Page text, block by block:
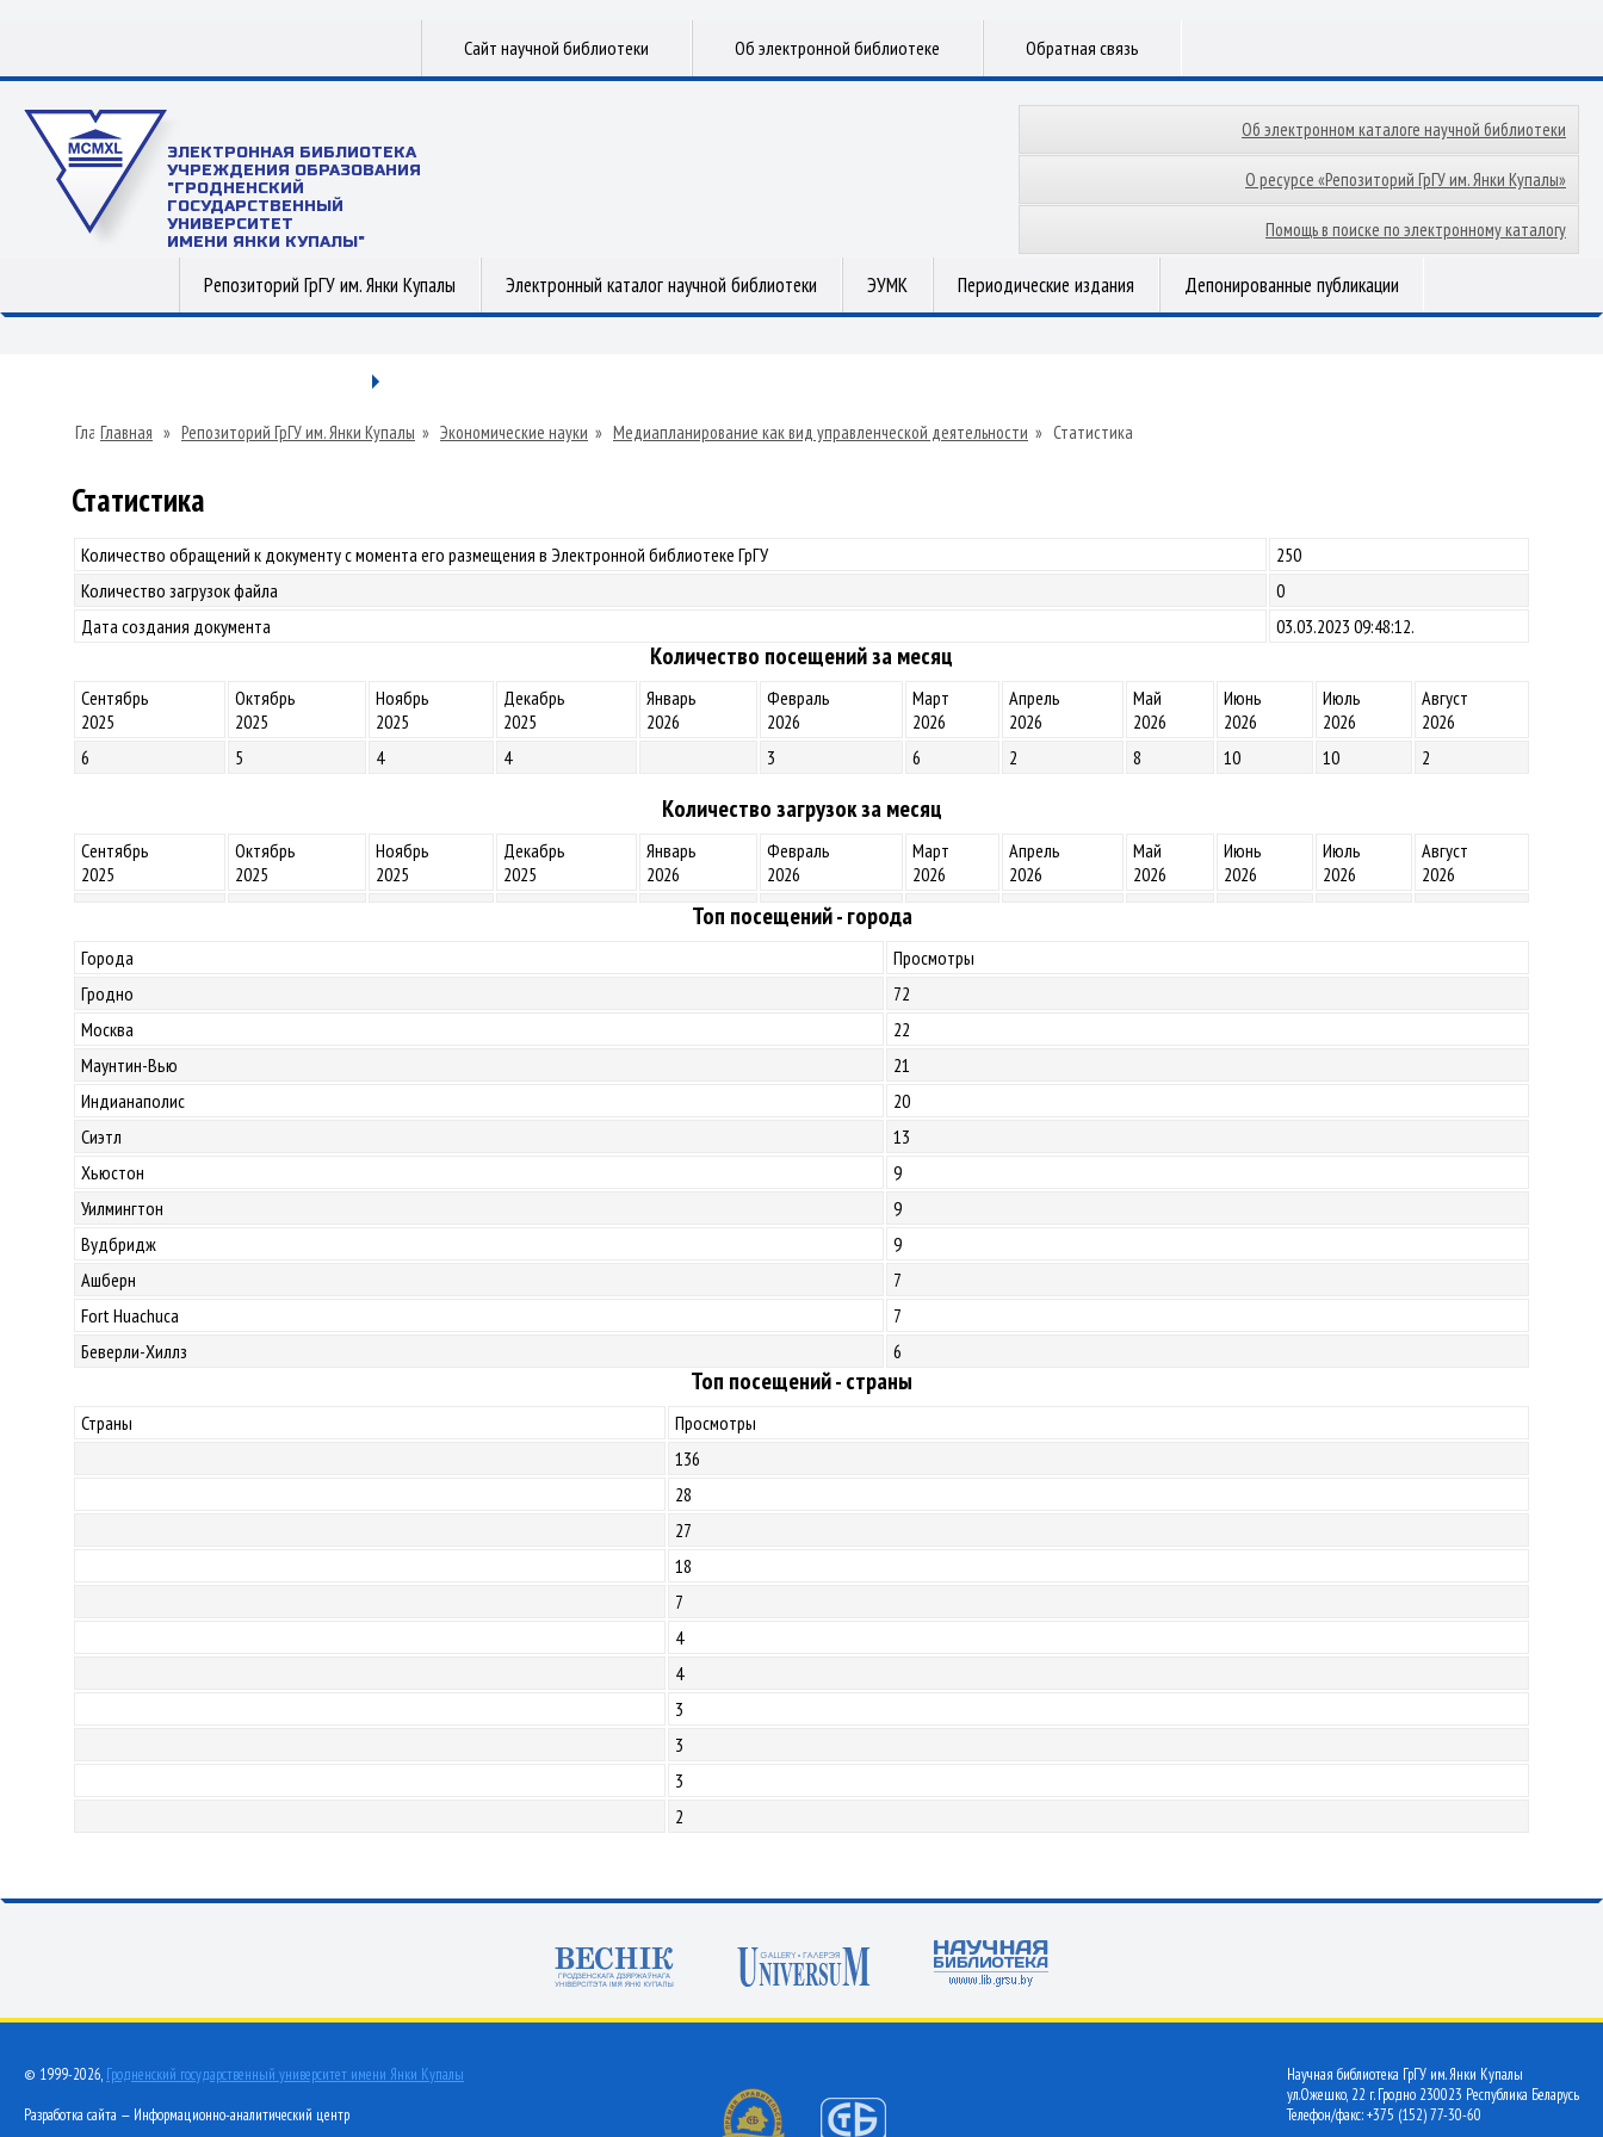
Сайт научной библиотеки Об электронной библиотеке Обратная связь
ЭЛЕКТРОННАЯ БИБЛИОТЕКА
УЧРЕЖДЕНИЯ ОБРАЗОВАНИЯ
"ГРОДНЕНСКИЙ
ГОСУДАРСТВЕННЫЙ
УНИВЕРСИТЕТ
ИМЕНИ ЯНКИ КУПАЛЫ"
Об электронном каталоге научной библиотеки
О ресурсе «Репозиторий ГрГУ им. Янки Купалы»
Помощь в поиске по электронному каталогу
Репозиторий ГрГУ им. Янки Купалы Электронный каталог научной библиотеки ЭУМК Периодические издания Депонированные публикации
Главная » Репозиторий ГрГУ им. Янки Купалы » Экономические науки » Медиапланирование как вид управленческой деятельности » Статистика
Статистика
Количество обращений к документу с момента его размещения в Электронной библиотеке ГрГУ
250
Количество загрузок файла
0
Дата создания документа
03.03.2023 09:48:12.
Количество посещений за месяц
Сентябрь
2025
Октябрь
2025
Ноябрь
2025
Декабрь
2025
Январь
2026
Февраль
2026
Март
2026
Апрель
2026
Май
2026
Июнь
2026
Июль
2026
Август
2026
6
5 4 4 3 6 2 8 10 10 2
Количество загрузок за месяц
Сентябрь
2025
Октябрь
2025
Ноябрь
2025
Декабрь
2025
Январь
2026
Февраль
2026
Март
2026
Апрель
2026
Май
2026
Июнь
2026
Июль
2026
Август
2026
Топ посещений - города
Города
Просмотры
Гродно
72
Москва
22
Маунтин-Вью
21
Индианаполис
20
Сиэтл
13
Хьюстон
9
Уилмингтон
9
Вудбридж
9
Ашберн
7
Fort Huachuca
7
Беверли-Хиллз
6
Топ посещений - страны
Страны
Просмотры
136
28
27
18
7
4
4
3
3
3
2
© 1999-2026, Гродненский государственный университет имени Янки Купалы
Разработка сайта — Информационно-аналитический центр
Научная библиотека ГрГУ им. Янки Купалы
ул.Ожешко, 22 г. Гродно 230023 Республика Беларусь
Телефон/факс: +375 (152) 77-30-60